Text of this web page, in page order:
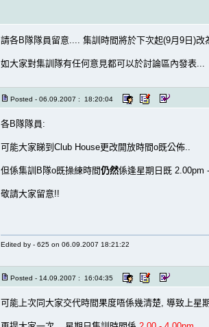
請各B隊隊員留意.... 集訓時間將於下次起(9月9日)改
如大家對集訓隊有任何意見都可以於討論區內發表...
Posted - 06.09.2007 : 18:20:04
各B隊隊員:
可能大家睇到Club House更改開放時間o既公佈..
但係集訓B隊o既操練時間仍然係逢星期日既 2.00pm
敬請大家留意!!
Edited by - 625 on 06.09.2007 18:21:22
Posted - 14.09.2007 : 16:04:35
可能上次同大家交代時間果度唔係幾清楚, 導致上星